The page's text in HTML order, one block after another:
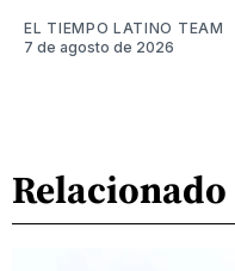
EL TIEMPO LATINO TEAM
7 de agosto de 2026
Relacionado